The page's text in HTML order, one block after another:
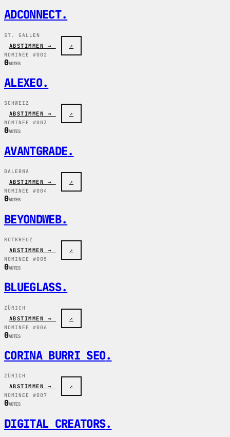
ADCONNECT.
ST. GALLEN
ABSTIMMEN → ↗
NOMINEE #002
0VOTES
ALEXEO.
SCHWEIZ
ABSTIMMEN → ↗
NOMINEE #003
0VOTES
AVANTGRADE.
BALERNA
ABSTIMMEN → ↗
NOMINEE #004
0VOTES
BEYONDWEB.
ROTKREUZ
ABSTIMMEN → ↗
NOMINEE #005
0VOTES
BLUEGLASS.
ZÜRICH
ABSTIMMEN → ↗
NOMINEE #006
0VOTES
CORINA BURRI SEO.
ZÜRICH
ABSTIMMEN → ↗
NOMINEE #007
0VOTES
DIGITAL CREATORS.